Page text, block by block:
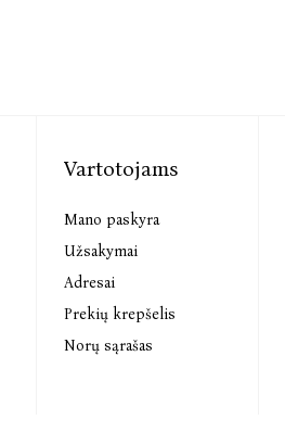
Vartotojams
Mano paskyra
Užsakymai
Adresai
Prekių krepšelis
Norų sąrašas